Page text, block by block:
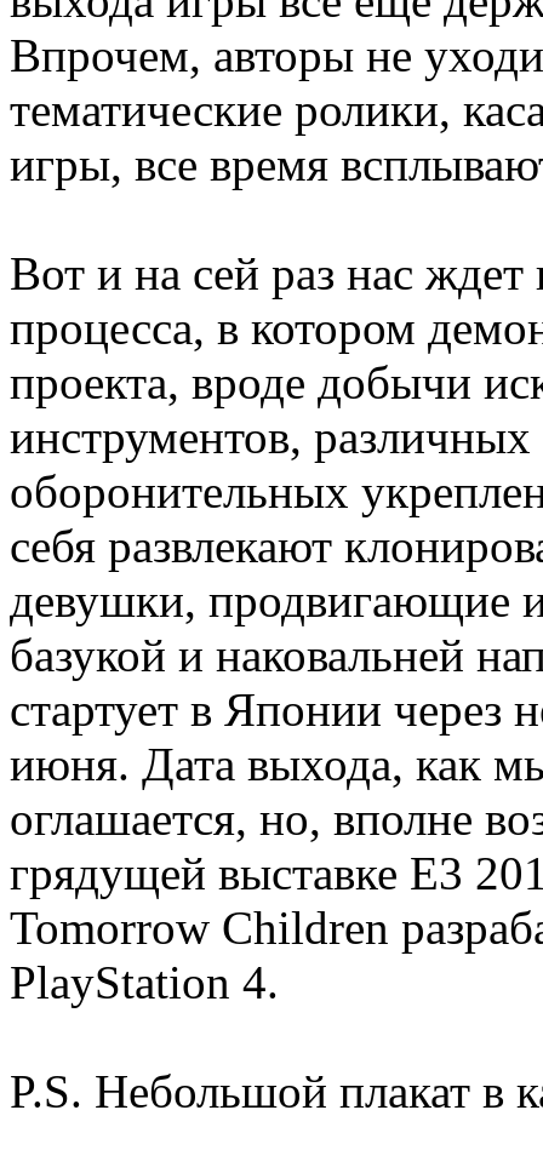
Впрочем, авторы не
тематические ролики,
игры, все время
Вот и на сей раз нас
процесса, в котором
проекта, вроде добычи
инструментов,
оборонительных
себя развлекают
девушки, продвигающие
базукой и наковальней
стартует в Японии через
июня. Дата выхода, как
оглашается, но, вполне
грядущей выставке E3
Tomorrow Children
PlayStation 4.
P.S. Небольшой плакат в